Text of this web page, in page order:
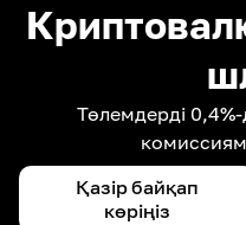
Төлемдерді
Қазір байқап
көріңіз